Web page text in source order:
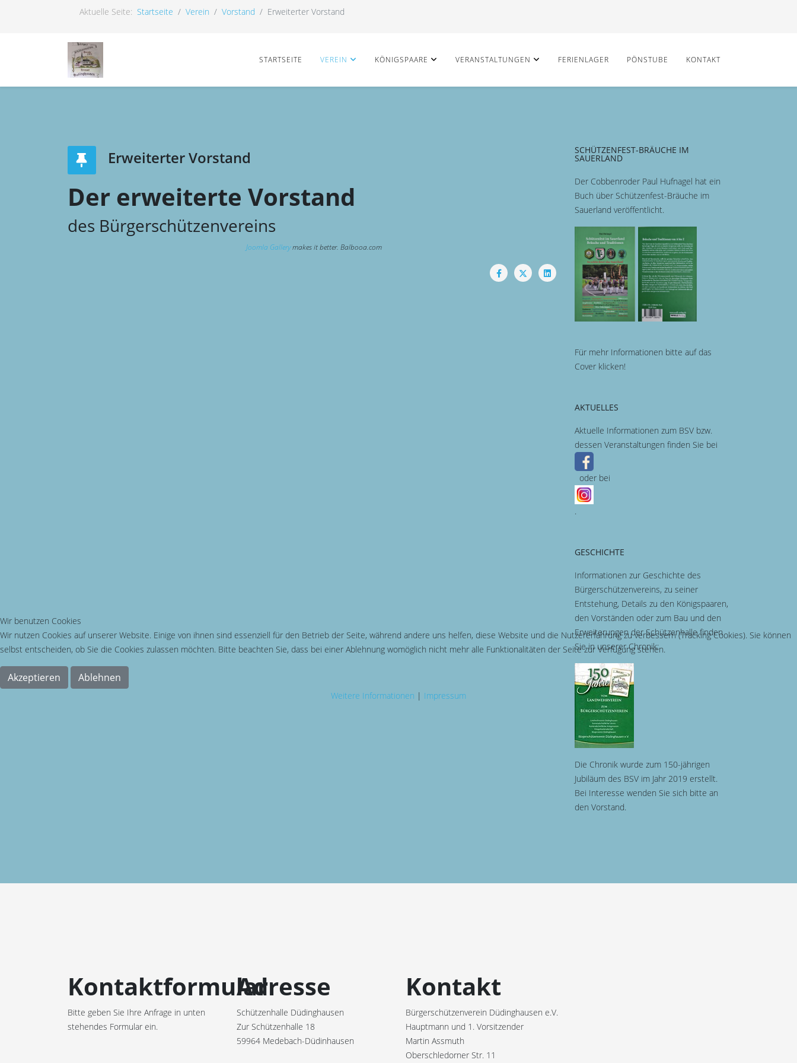
Aktuelle Seite: Startseite Verein Vorstand Erweiterter Vorstand
STARTSEITE VEREIN KÖNIGSPAARE VERANSTALTUNGEN FERIENLAGER PÖNSTUBE KONTAKT
Erweiterter Vorstand
Der erweiterte Vorstand
des Bürgerschützenvereins
Joomla Gallerymakes it better. Balbooa.com
SCHÜTZENFEST-BRÄUCHE IM
SAUERLAND
Der Cobbenroder Paul Hufnagel hat ein
Buch über Schützenfest-Bräuche im
Sauerland veröffentlicht.
Für mehr Informationen bitte auf das
Cover klicken!
AKTUELLES
Aktuelle Informationen zum BSV bzw.
dessen Veranstaltungen finden Sie bei
oder bei
.
GESCHICHTE
Informationen zur Geschichte des
Bürgerschützenvereins, zu seiner
Entstehung, Details zu den Königspaaren,
den Vorständen oder zum Bau und den
Erweiterungen der Schützenhalle finden
Sie in unserer Chronik:
Die Chronik wurde zum 150-jährigen
Jubiläum des BSV im Jahr 2019 erstellt.
Bei Interesse wenden Sie sich bitte an
den Vorstand.
Kontaktformular
Bitte geben Sie Ihre Anfrage in unten
stehendes Formular ein.
Adresse
Schützenhalle Düdinghausen
Zur Schützenhalle 18
59964 Medebach-Düdinhausen
Kontakt
Bürgerschützenverein Düdinghausen e.V.
Hauptmann und 1. Vorsitzender
Martin Assmuth
Oberschledorner Str. 11
Wir benutzen Cookies
Wir nutzen Cookies auf unserer Website. Einige von ihnen sind essenziell für den Betrieb der Seite, während andere uns helfen, diese Website und die Nutzererfahrung zu verbessern (Tracking Cookies). Sie können
selbst entscheiden, ob Sie die Cookies zulassen möchten. Bitte beachten Sie, dass bei einer Ablehnung womöglich nicht mehr alle Funktionalitäten der Seite zur Verfügung stehen.
Akzeptieren Ablehnen
Weitere Informationen | Impressum